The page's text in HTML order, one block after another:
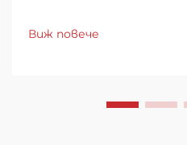
от пожарни опасности,
материал играе ключова
Виж повече